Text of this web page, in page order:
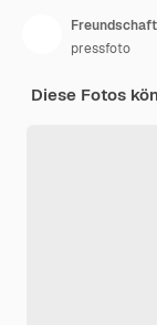
pressfoto
Diese Fotos